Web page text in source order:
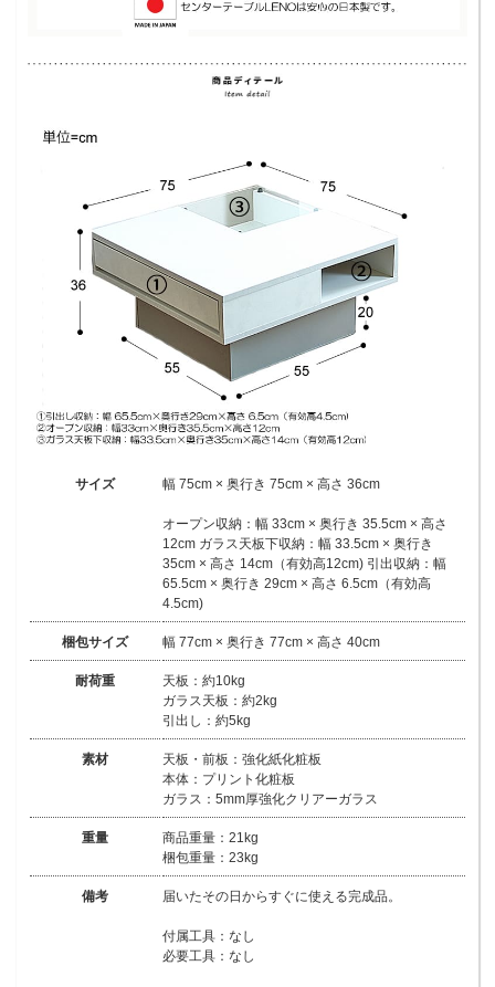
サイズ 幅 75cm × 奥行き 75cm × 高さ 36cm
オープン収納：幅 33cm × 奥行き 35.5cm × 高さ
12cm ガラス天板下収納：幅 33.5cm × 奥行き
35cm × 高さ 14cm（有効高12cm) 引出収納：幅
65.5cm × 奥行き 29cm × 高さ 6.5cm（有効高
4.5cm)
梱包サイズ 幅 77cm × 奥行き 77cm × 高さ 40cm
耐荷重
天板：約10kg
ガラス天板：約2kg
引出し：約5kg
素材
天板・前板：強化紙化粧板
本体：プリント化粧板
ガラス：5mm厚強化クリアーガラス
重量
商品重量：21kg
梱包重量：23kg
備考 届いたその日からすぐに使える完成品。
付属工具：なし
必要工具：なし